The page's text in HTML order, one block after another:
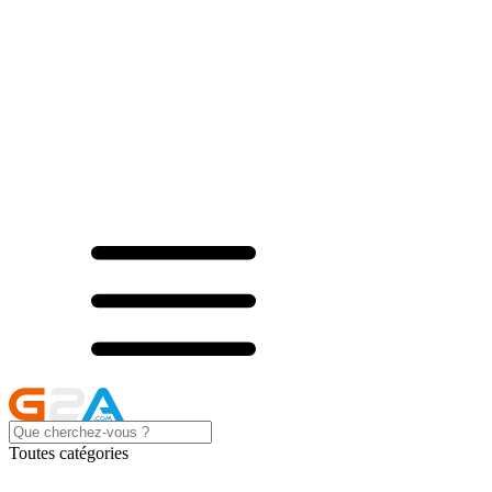
Toutes catégories